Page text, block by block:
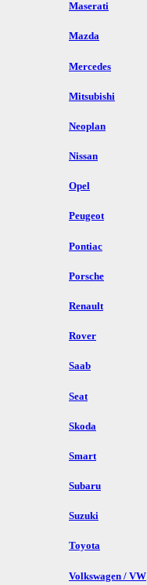
Maserati
Mazda
Mercedes
Mitsubishi
Neoplan
Nissan
Opel
Peugeot
Pontiac
Porsche
Renault
Rover
Saab
Seat
Skoda
Smart
Subaru
Suzuki
Toyota
Volkswagen / VW